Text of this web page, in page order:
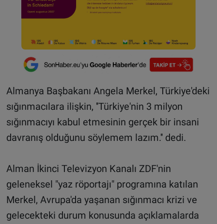
Almanya Başbakanı Angela Merkel, Türkiye'deki
sığınmacılara ilişkin, ''Türkiye'nin 3 milyon
sığınmacıyı kabul etmesinin gerçek bir insani
davranış olduğunu söylemem lazım.'' dedi.
Alman İkinci Televizyon Kanalı ZDF'nin
geleneksel "yaz röportajı" programına katılan
Merkel, Avrupa'da yaşanan sığınmacı krizi ve
gelecekteki durum konusunda açıklamalarda